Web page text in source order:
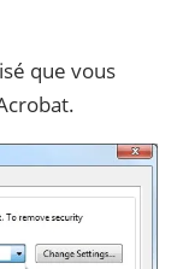
que vous